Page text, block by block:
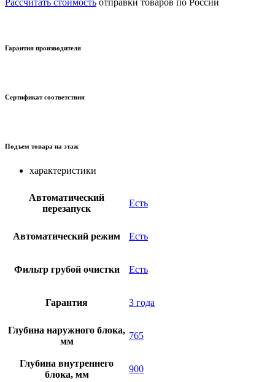
Рассчитать стоимость отправки товаров по России
Гарантия производителя
Сертификат соответствия
Подъем товара на этаж
характеристики
Автоматический
перезапуск
Есть
Автоматический режим Есть
Фильтр грубой очистки Есть
Гарантия 3 года
Глубина наружного блока,
мм
765
Глубина внутреннего
блока, мм
900